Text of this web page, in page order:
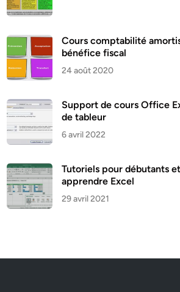
Cours comptabilité
bénéfice fiscal
24 août 2020
Support de cours Office
de tableur
6 avril 2022
Tutoriels pour débutants
apprendre Excel
29 avril 2021